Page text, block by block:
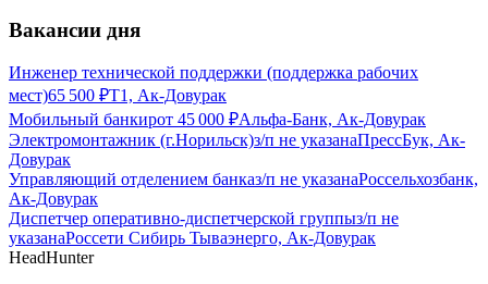
Вакансии дня
Инженер технической поддержки (поддержка рабочих
мест)65 500 ₽Т1, Ак-Довурак
Мобильный банкирот 45 000 ₽Альфа-Банк, Ак-Довурак
Электромонтажник (г.Норильск)з/п не указанаПрессБук, Ак-
Довурак
Управляющий отделением банказ/п не указанаРоссельхозбанк,
Ак-Довурак
Диспетчер оперативно-диспетчерской группыз/п не
указанаРоссети Сибирь Тываэнерго, Ак-Довурак
HeadHunter